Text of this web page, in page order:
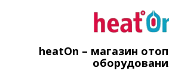
heatOn – магазин